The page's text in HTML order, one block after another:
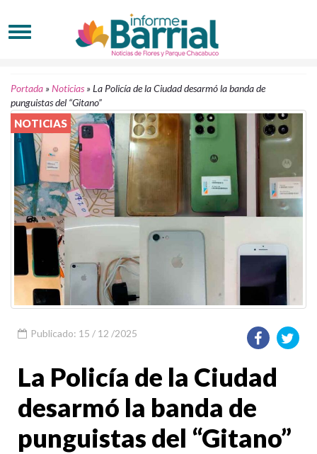
Portada »Noticias »La Policía de la Ciudad desarmó la banda de
punguistas del “Gitano”
NOTICIAS
Publicado: 15 / 12 /2025
La Policía de la Ciudad
desarmó la banda de
punguistas del “Gitano”